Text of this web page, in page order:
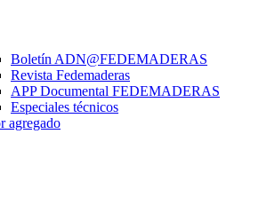
Boletín ADN@FEDEMADERAS
Revista Fedemaderas
APP Documental FEDEMADERAS
Especiales técnicos
agregado